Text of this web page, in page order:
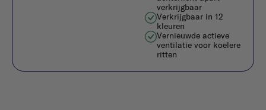
verkrijgbaar
Verkrijgbaar in 12
kleuren
Vernieuwde actieve
ventilatie voor koelere
ritten